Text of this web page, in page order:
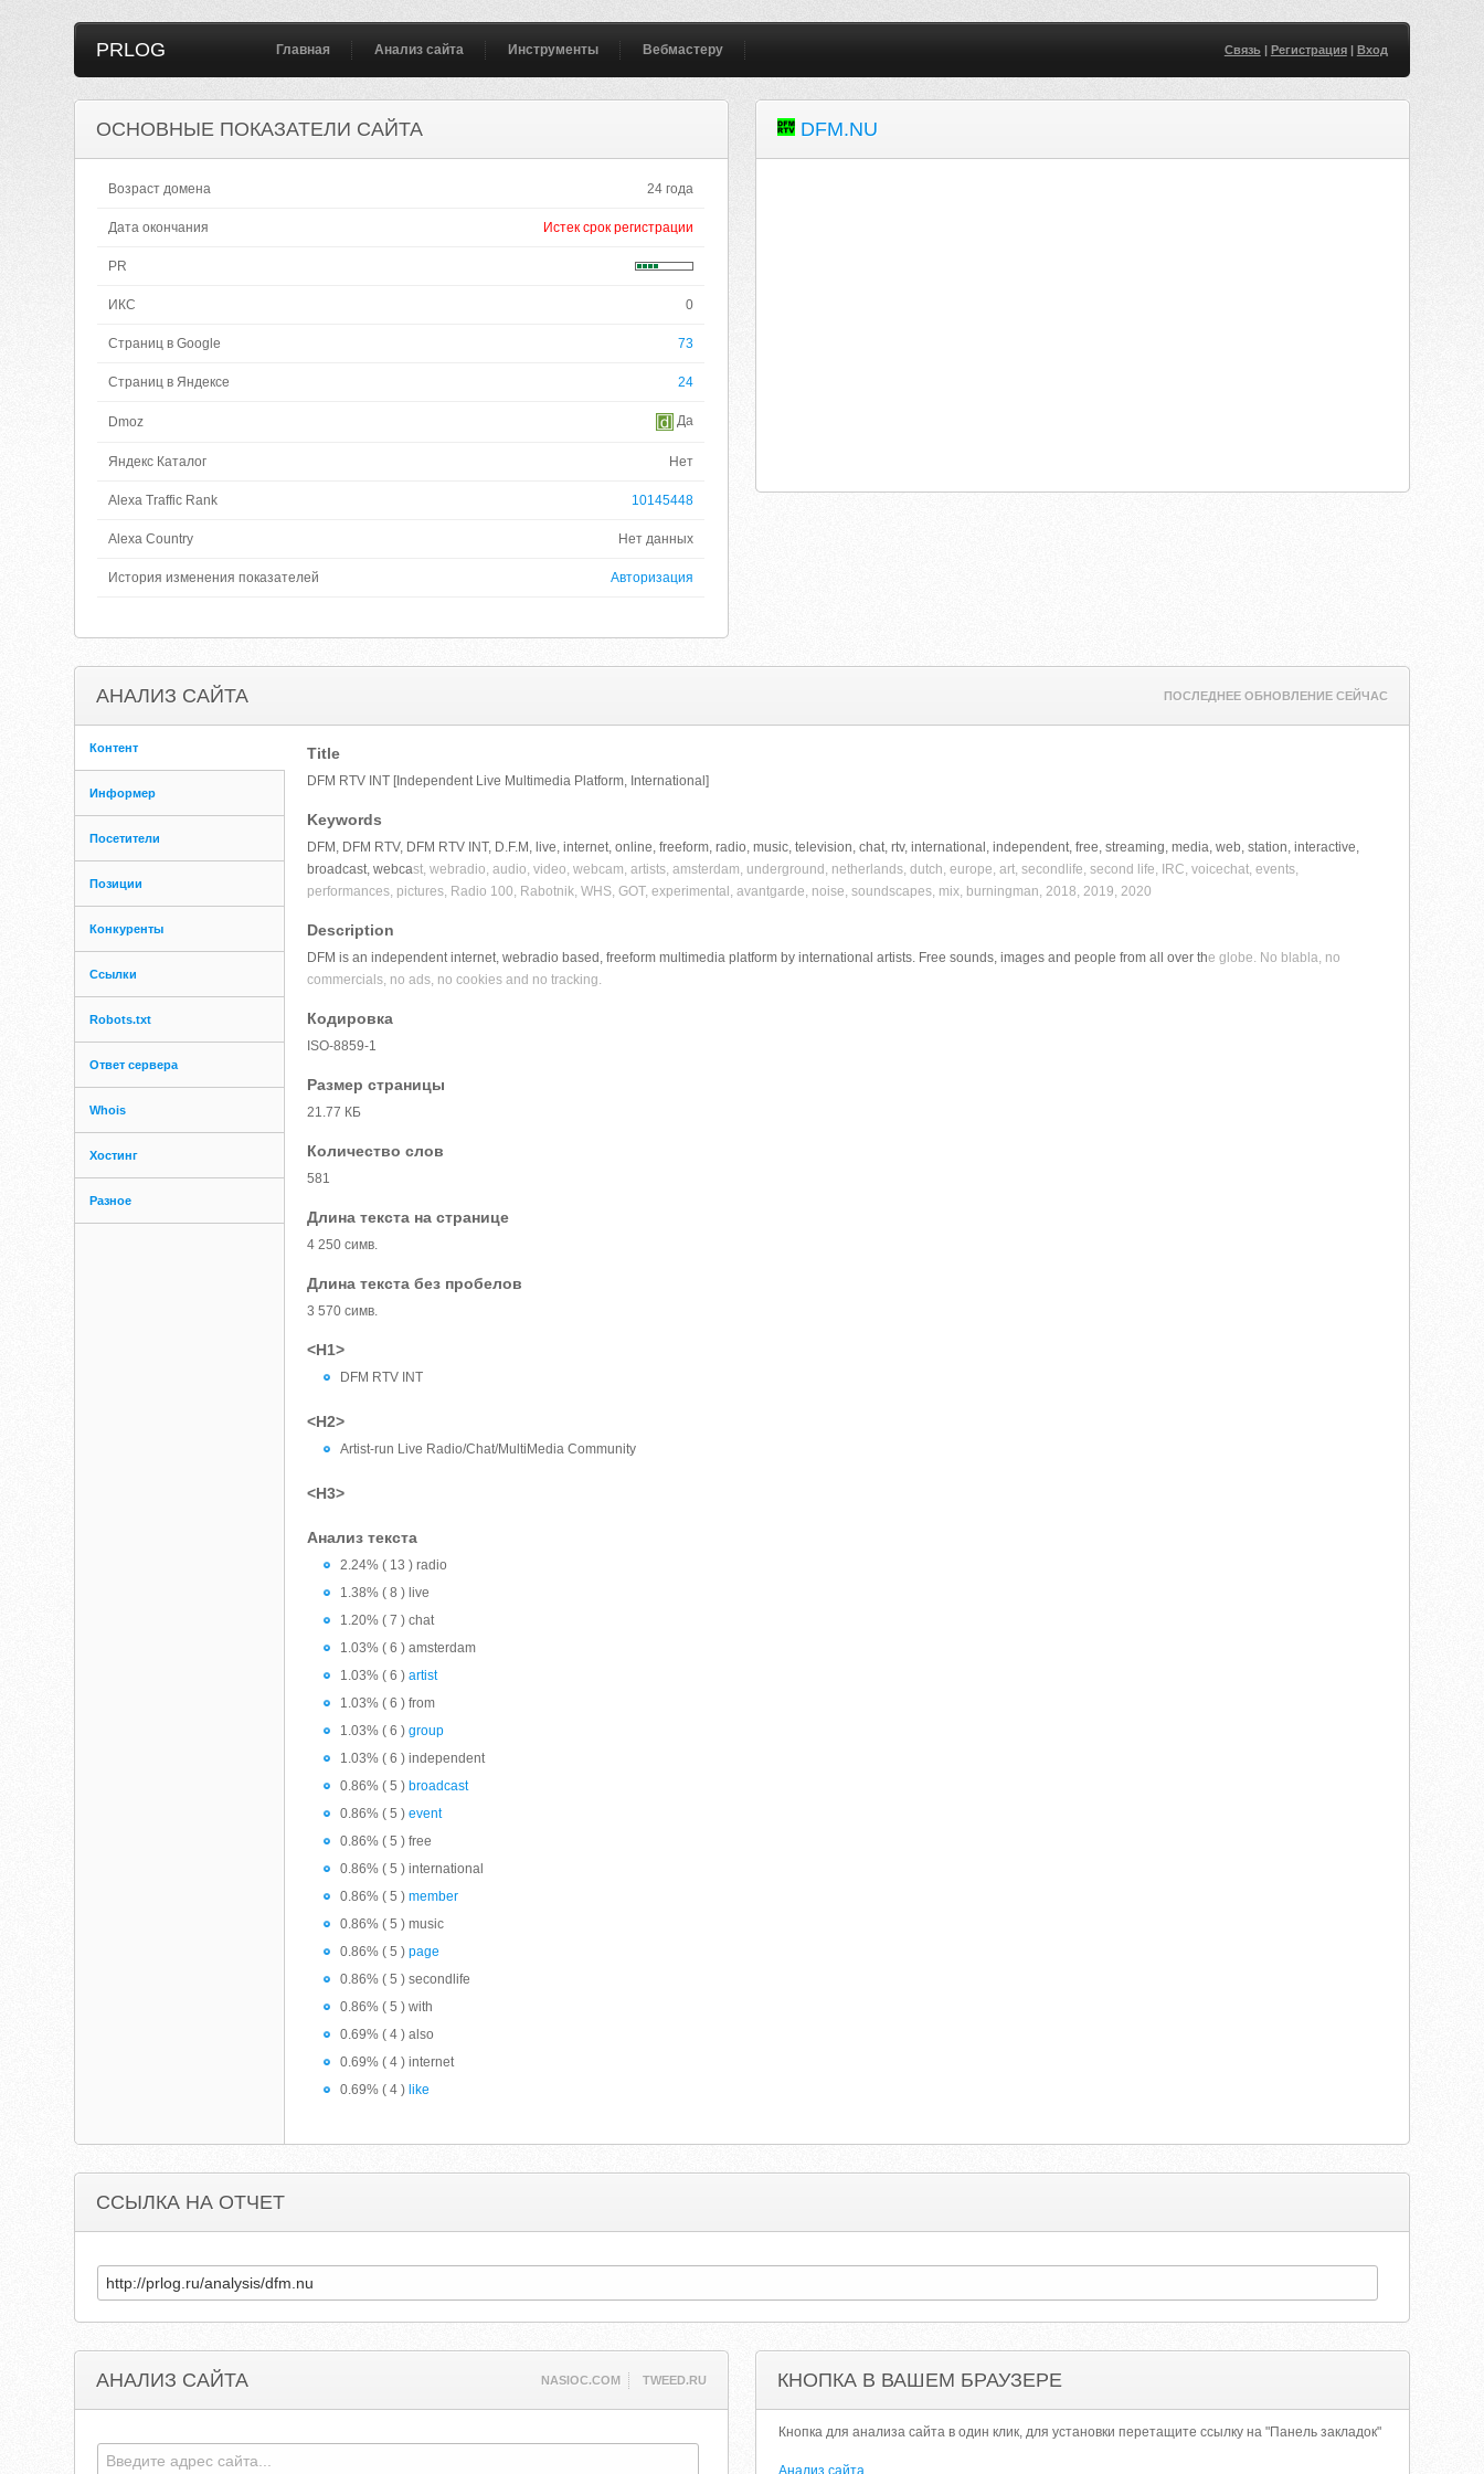
PRLOG Главная Анализ сайта Инструменты Вебмастеру Связь| Регистрация| Вход
ОСНОВНЫЕ ПОКАЗАТЕЛИ САЙТА
Возраст домена 24 года
Дата окончания Истек срок регистрации
PR
ИКС 0
Страниц в Google 73
Страниц в Яндексе 24
Dmoz Да
Яндекс Каталог Нет
Alexa Traffic Rank 10145448
Alexa Country Нет данных
История изменения показателей Авторизация
DFM.NU
АНАЛИЗ САЙТА ПОСЛЕДНЕЕ ОБНОВЛЕНИЕ СЕЙЧАС
Контент
Информер
Посетители
Позиции
Конкуренты
Ссылки
Robots.txt
Ответ сервера
Whois
Хостинг
Разное
Title
DFM RTV INT [Independent Live Multimedia Platform, International]
Keywords
DFM, DFM RTV, DFM RTV INT, D.F.M, live, internet, online, freeform, radio, music, television, chat, rtv, international, independent, free, streaming, media, web, station, interactive,
broadcast, webcast, webradio, audio, video, webcam, artists, amsterdam, underground, netherlands, dutch, europe, art, secondlife, second life, IRC, voicechat, events,
performances, pictures, Radio 100, Rabotnik, WHS, GOT, experimental, avantgarde, noise, soundscapes, mix, burningman, 2018, 2019, 2020
Description
DFM is an independent internet, webradio based, freeform multimedia platform by international artists. Free sounds, images and people from all over the globe. No blabla, no
commercials, no ads, no cookies and no tracking.
Кодировка
ISO-8859-1
Размер страницы
21.77 КБ
Количество слов
581
Длина текста на странице
4 250 симв.
Длина текста без пробелов
3 570 симв.
<H1>
DFM RTV INT
<H2>
Artist-run Live Radio/Chat/MultiMedia Community
<H3>
Анализ текста
2.24% ( 13 ) radio
1.38% ( 8 ) live
1.20% ( 7 ) chat
1.03% ( 6 ) amsterdam
1.03% ( 6 )artist
1.03% ( 6 ) from
1.03% ( 6 )group
1.03% ( 6 ) independent
0.86% ( 5 ) broadcast
0.86% ( 5 )event
0.86% ( 5 ) free
0.86% ( 5 ) international
0.86% ( 5 )member
0.86% ( 5 ) music
0.86% ( 5 )page
0.86% ( 5 ) secondlife
0.86% ( 5 ) with
0.69% ( 4 ) also
0.69% ( 4 ) internet
0.69% ( 4 ) like
ССЫЛКА НА ОТЧЕТ
АНАЛИЗ САЙТА NASIOC.COM TWEED.RU КНОПКА В ВАШЕМ БРАУЗЕРЕ
Кнопка для анализа сайта в один клик, для установки перетащите ссылку на "Панель закладок"
Анализ сайта